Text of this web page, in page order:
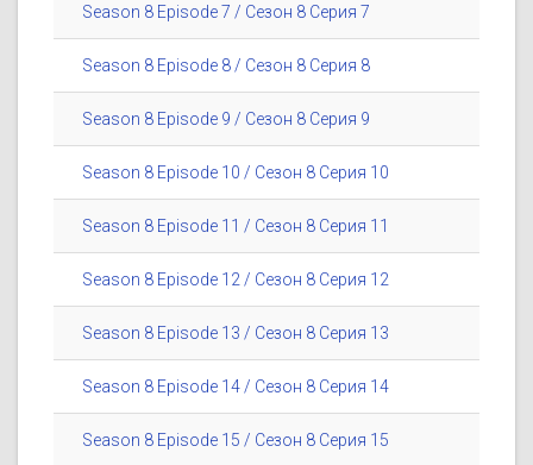
Season 8 Episode 7 / Сезон 8 Серия 7
Season 8 Episode 8 / Сезон 8 Серия 8
Season 8 Episode 9 / Сезон 8 Серия 9
Season 8 Episode 10 / Сезон 8 Серия 10
Season 8 Episode 11 / Сезон 8 Серия 11
Season 8 Episode 12 / Сезон 8 Серия 12
Season 8 Episode 13 / Сезон 8 Серия 13
Season 8 Episode 14 / Сезон 8 Серия 14
Season 8 Episode 15 / Сезон 8 Серия 15